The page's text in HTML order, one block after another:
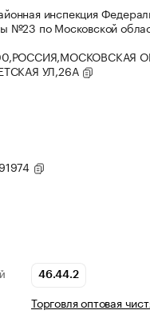
инспекция
№23 по Московской
УЛ,26А
46.44.2
Торговля оптовая